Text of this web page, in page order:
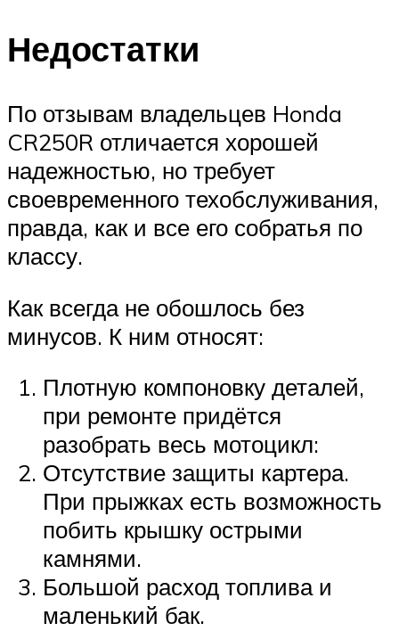
Недостатки
По отзывам владельцев Honda
CR250R отличается хорошей
надежностью, но требует
своевременного техобслуживания,
правда, как и все его собратья по
классу.
Как всегда не обошлось без
минусов. К ним относят:
Плотную компоновку деталей,
при ремонте придётся
разобрать весь мотоцикл:
Отсутствие защиты картера.
При прыжках есть возможность
побить крышку острыми
камнями.
Большой расход топлива и
маленький бак.